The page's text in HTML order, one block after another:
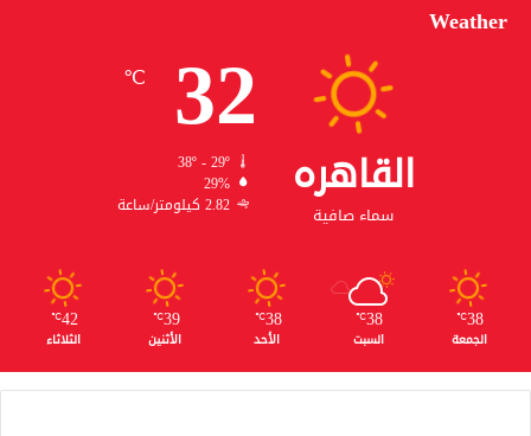
Weather
القاهره
سماء صافية
32
℃
38º - 29º
29%
2.82 كيلومتر/ساعة
38
℃
الجمعة
38
℃
السبت
38
℃
الأحد
39
℃
الأثنين
42
℃
الثلاثاء